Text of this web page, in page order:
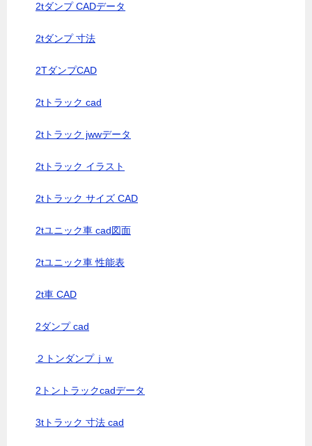
2tダンプ CADデータ
2tダンプ 寸法
2TダンプCAD
2tトラック cad
2tトラック jwwデータ
2tトラック イラスト
2tトラック サイズ CAD
2tユニック車 cad図面
2tユニック車 性能表
2t車 CAD
2ダンプ cad
２トンダンプｊｗ
2トントラックcadデータ
3tトラック 寸法 cad